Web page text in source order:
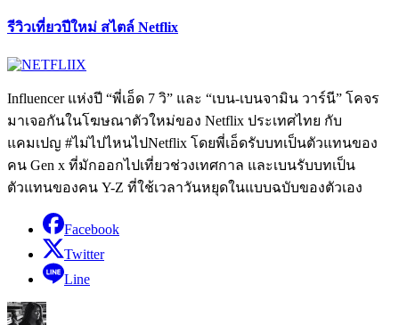
รีวิวเที่ยวปีใหม่ สไตล์ Netflix
Influencer แห่งปี “พี่เอ็ด 7 วิ” และ “เบน-เบนจามิน วาร์นี” โคจร
มาเจอกันในโฆษณาตัวใหม่ของ Netflix ประเทศไทย กับ
แคมเปญ #ไม่ไปไหนไปNetflix โดยพี่เอ็ดรับบทเป็นตัวแทนของ
คน Gen x ที่มักออกไปเที่ยวช่วงเทศกาล และเบนรับบทเป็น
ตัวแทนของคน Y-Z ที่ใช้เวลาวันหยุดในแบบฉบับของตัวเอง
Facebook
Twitter
Line